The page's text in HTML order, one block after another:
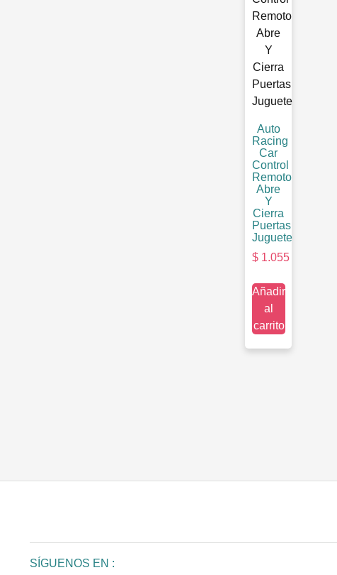
Auto
Racing
Car
Control
Remoto
Abre
Y
Cierra
Puertas
Juguete
$ 1.055
Añadir
al
carrito
SÍGUENOS EN :